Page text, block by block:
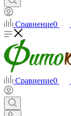
Сравнение0
Сравнение0